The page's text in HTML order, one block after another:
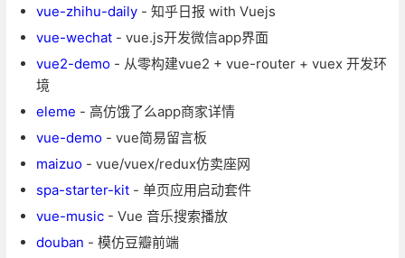
vue-zhihu-daily- 知乎日报 with Vuejs
vue-wechat- vue.js开发微信app界面
vue2-demo- 从零构建vue2 + vue-router + vuex 开发环
境
eleme - 高仿饿了么app商家详情
vue-demo- vue简易留言板
maizuo- vue/vuex/redux仿卖座网
spa-starter-kit- 单页应用启动套件
vue-music- Vue 音乐搜索播放
douban - 模仿豆瓣前端